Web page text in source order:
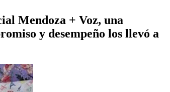
Mendoza + Voz, una
y desempeño los llevó a